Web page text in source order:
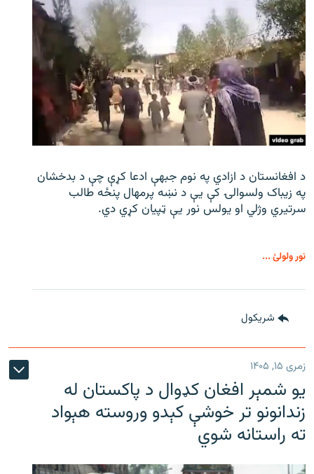
د افغانستان د ازادي په نوم جبهې ادعا کړې چې د بدخشان
په زیباک ولسوالۍ کې يې د نښه پرمهال پنځه طالب
سرتیري وژلي او یولس نور يې ټپیان کړي دي.
نور ولولئ ...
شريکول
زمری ۱۵, ۱۴۰۵
یو شمېر افغان کډوال د پاکستان له
زندانونو تر خوشې کېدو وروسته هېواد
ته راستانه شوي